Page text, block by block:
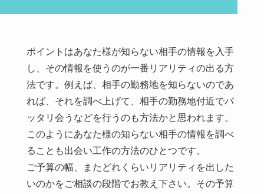
ポイントはあなた様が知らない相手の情報を入手
し、その情報を使うのが一番リアリティの出る方
法です。例えば、相手の勤務地を知らないのであ
れば、それを調べ上げて、相手の勤務地付近でバ
ッタリ会うなどを行うのも方法かと思われます。
このようにあなた様の知らない相手の情報を調べ
ることも出会い工作の方法のひとつです。
ご予算の幅、またどれくらいリアリティを出した
いのかをご相談の段階でお教え下さい。その予算